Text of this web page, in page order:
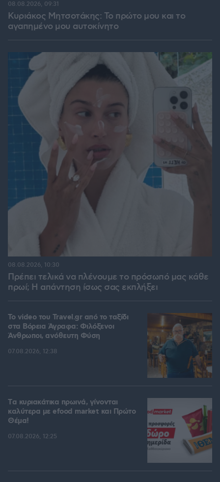
Κυριάκος Μητσοτάκης: Το πρώτο μου και το
αγαπημένο μου αυτοκίνητο
08.08.2026, 09:31
Πρέπει τελικά να πλένουμε το πρόσωπό μας κάθε
πρωί; Η απάντηση ίσως σας εκπλήξει
08.08.2026, 10:30
To video του Travel.gr από το ταξίδι
στα Βόρεια Άγραφα: Φιλόξενοι
Άνθρωποι, ανόθευτη Φύση
07.08.2026, 12:38
Tα κυριακάτικα πρωινά, γίνονται
καλύτερα με efood market και Πρώτο
Θέμα!
07.08.2026, 12:25